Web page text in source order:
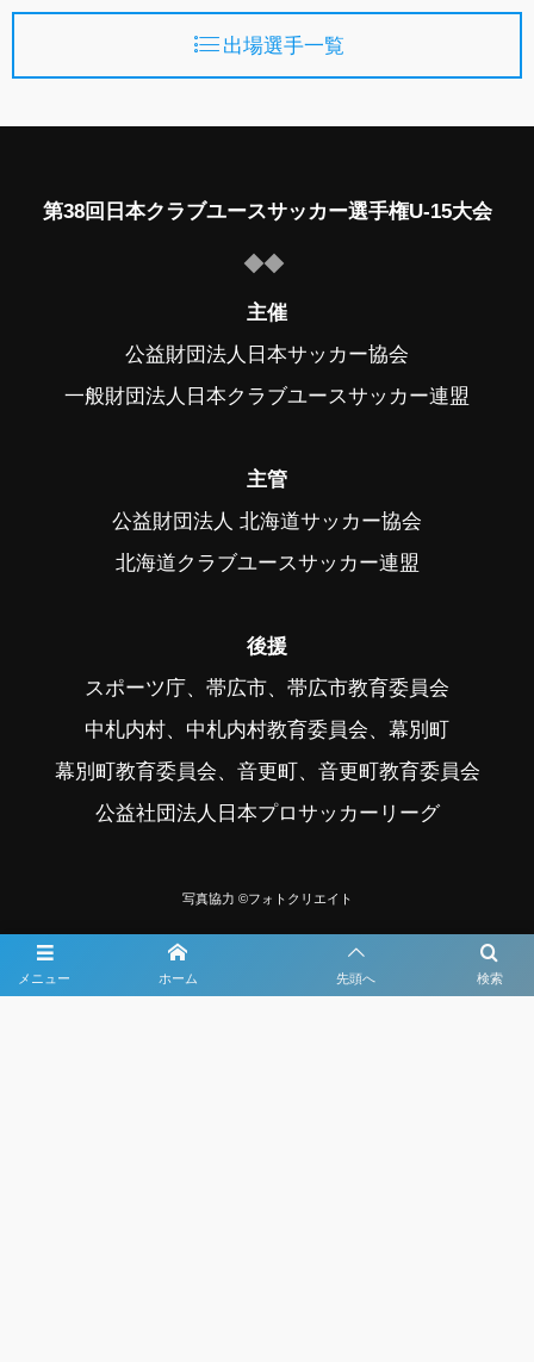
出場選手一覧
メニュー 検索
ホーム 先頭へ
第38回日本クラブユースサッカー選手権U-15大会
主催
公益財団法人日本サッカー協会
一般財団法人日本クラブユースサッカー連盟
主管
公益財団法人 北海道サッカー協会
北海道クラブユースサッカー連盟
後援
スポーツ庁、帯広市、帯広市教育委員会
中札内村、中札内村教育委員会、幕別町
幕別町教育委員会、音更町、音更町教育委員会
公益社団法人日本プロサッカーリーグ
写真協力 ©フォトクリエイト